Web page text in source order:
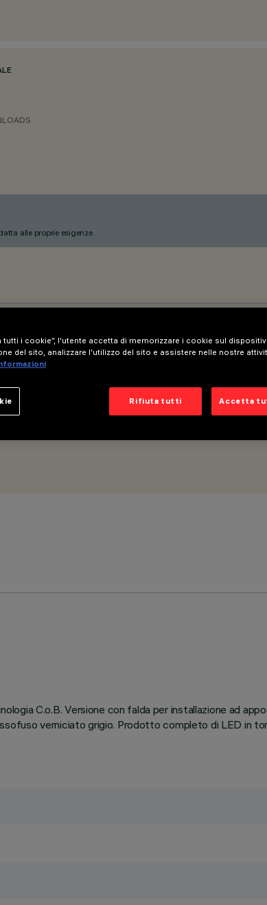
alle proprie esigenze.
C.o.B. Versione con falda per installazione ad
verniciato grigio. Prodotto completo di LED in
tutti i cookie”, l'utente accetta di memorizzare i cookie sul
del sito, analizzare l'utilizzo del sito e assistere nelle nostre
Rifiuta tutti Accetta